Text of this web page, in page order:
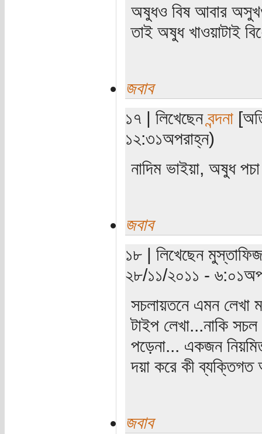
অষুধও বিষ আবার
তাই অষুধ খাওয়াটাই
জবাব
১৭ | লিখেছেনবন্দনা
১২:৩১অপরাহ্ন)
নাদিম ভাইয়া, অষুধ
জবাব
১৮ | লিখেছেন
২৮/১১/২০১১ -
সচলায়তনে এমন লেখা
টাইপ লেখা...নাকি সচল
পড়েনা... একজন
দয়া করে কী ব্যক্তিগত
জবাব